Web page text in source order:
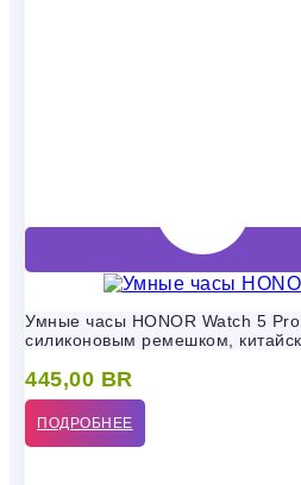
Умные часы HONOR Watch 5
силиконовым ремешком,
445,00 BR
ПОДРОБНЕЕ